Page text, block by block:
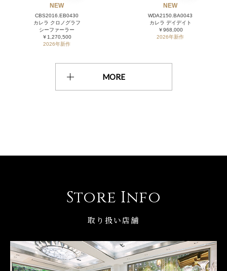
NEW
CBS2016.EB0430
カレラ クロノグラフ
シーファーラー
￥1,270,500
2026年新作
NEW
WDA2150.BA0043
カレラ デイデイト
￥968,000
2026年新作
MORE
Store Info
取り扱い店舗